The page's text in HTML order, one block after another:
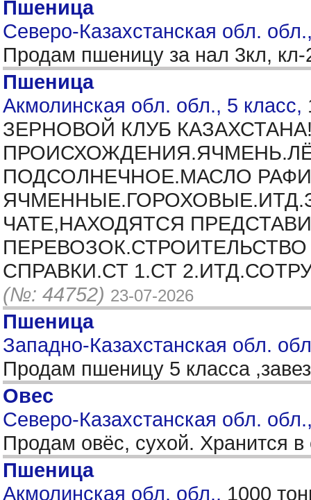
Пшеница
Северо-Казахстанская обл.
Продам пшеницу за нал 3кл,
Пшеница
Акмолинская обл. обл., 5 класс,
ЗЕРНОВОЙ КЛУБ
ПОДСОЛНЕЧНОЕ.МАСЛО
ЧАТЕ,НАХОДЯТСЯ
СПРАВКИ.СТ 1.СТ
(№: 44752) 23-07-2026
Пшеница
Западно-Казахстанская обл.
Продам пшеницу 5 класса
Овес
Северо-Казахстанская обл.
Продам овёс, сухой. Хранится
Пшеница
Акмолинская обл. обл., 1000